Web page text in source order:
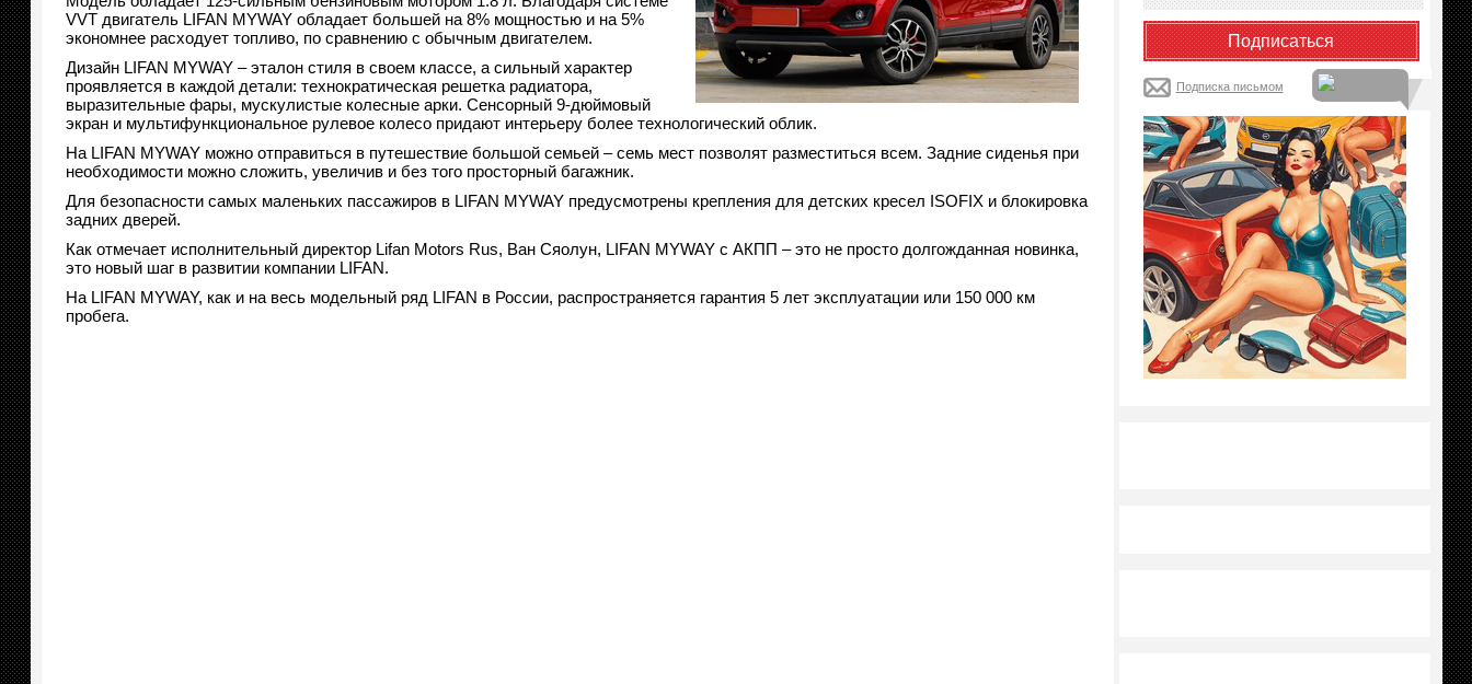
VVT двигатель LIFAN MYWAY обладает большей на 8% мощностью и на 5%
экономнее расходует топливо, по сравнению с обычным двигателем.
Дизайн LIFAN MYWAY – эталон стиля в своем классе, а сильный характер
проявляется в каждой детали: технократическая решетка радиатора,
выразительные фары, мускулистые колесные арки. Сенсорный 9-дюймовый
экран и мультифункциональное рулевое колесо придают интерьеру более технологический облик.
На LIFAN MYWAY можно отправиться в путешествие большой семьей – семь мест позволят разместиться всем. Задние сиденья при
необходимости можно сложить, увеличив и без того просторный багажник.
Для безопасности самых маленьких пассажиров в LIFAN MYWAY предусмотрены крепления для детских кресел ISOFIX и блокировка
задних дверей.
Как отмечает исполнительный директор Lifan Motors Rus, Ван Сяолун, LIFAN MYWAY с АКПП – это не просто долгожданная новинка,
это новый шаг в развитии компании LIFAN.
На LIFAN MYWAY, как и на весь модельный ряд LIFAN в России, распространяется гарантия 5 лет эксплуатации или 150 000 км
пробега.
Подписка письмом